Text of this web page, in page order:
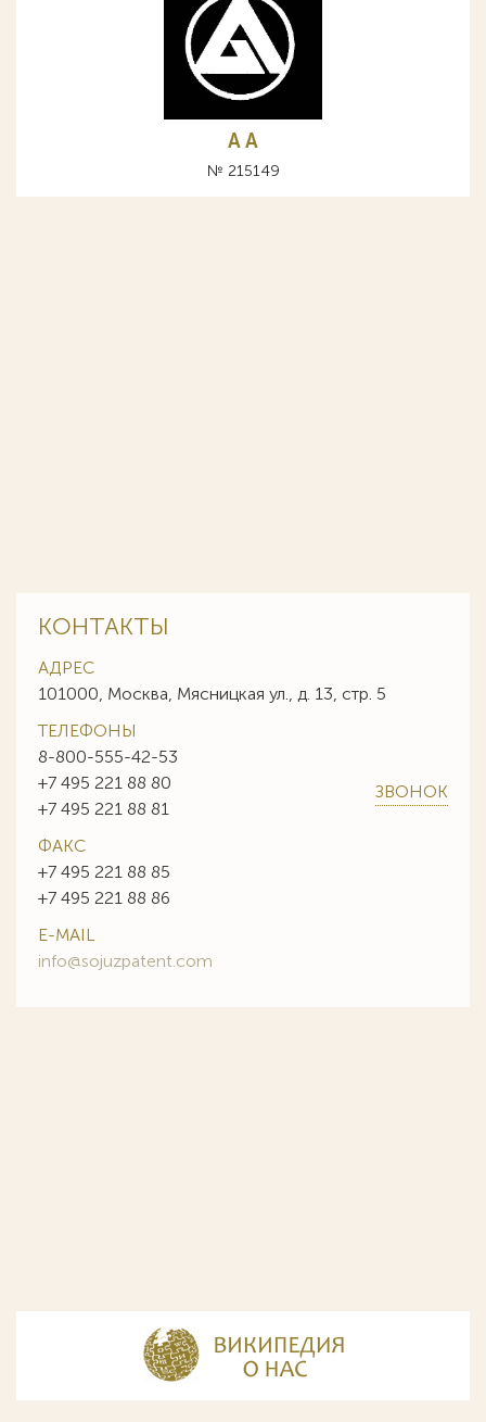
A А
№ 215149
КОНТАКТЫ
АДРЕС
101000, Москва, Мясницкая ул., д. 13, стр. 5
ТЕЛЕФОНЫ
8-800-555-42-53
+7 495 221 88 80
+7 495 221 88 81
ЗВОНОК
ФАКС
+7 495 221 88 85
+7 495 221 88 86
E-MAIL
info@sojuzpatent.com